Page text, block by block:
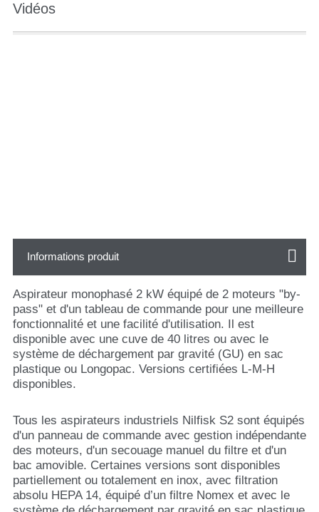
Vidéos
Informations produit
Aspirateur monophasé 2 kW équipé de 2 moteurs "by-
pass" et d'un tableau de commande pour une meilleure
fonctionnalité et une facilité d'utilisation. Il est
disponible avec une cuve de 40 litres ou avec le
système de déchargement par gravité (GU) en sac
plastique ou Longopac. Versions certifiées L-M-H
disponibles.
Tous les aspirateurs industriels Nilfisk S2 sont équipés
d'un panneau de commande avec gestion indépendante
des moteurs, d'un secouage manuel du filtre et d'un
bac amovible. Certaines versions sont disponibles
partiellement ou totalement en inox, avec filtration
absolu HEPA 14, équipé d’un filtre Nomex et avec le